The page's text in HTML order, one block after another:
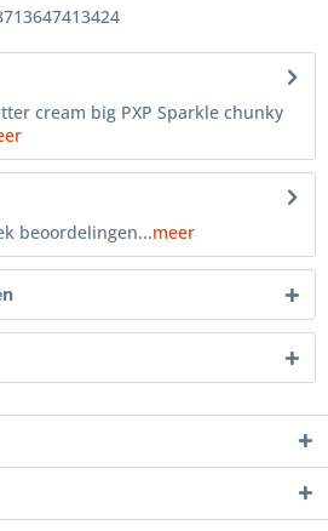
cream big PXP Sparkle chunky
beoordelingen...meer